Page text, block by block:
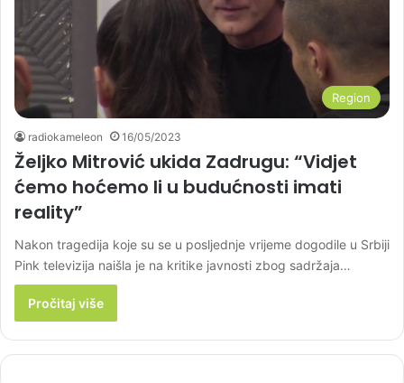
Region
radiokameleon 16/05/2023
Željko Mitrović ukida Zadrugu: “Vidjet
ćemo hoćemo li u budućnosti imati
reality”
Nakon tragedija koje su se u posljednje vrijeme dogodile u Srbiji
Pink televizija naišla je na kritike javnosti zbog sadržaja…
Pročitaj više